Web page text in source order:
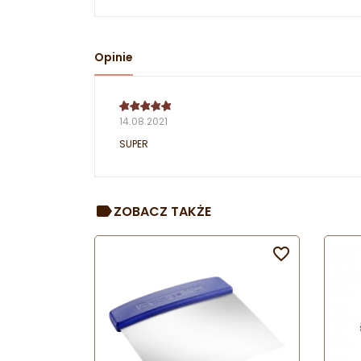
Opinie
14.08.2021
SUPER
ZOBACZ TAKŻE
